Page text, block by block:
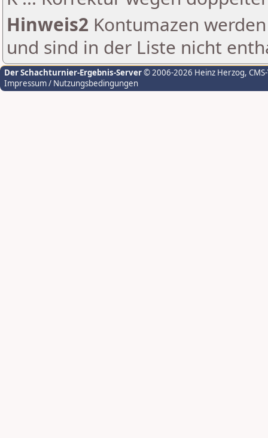
Hinweis2 Kontumazen
und sind in der Liste nicht
Der Schachturnier-Ergebnis-Server© 2006-2026 Heinz Herzog,
Impressum / Nutzungsbedingungen